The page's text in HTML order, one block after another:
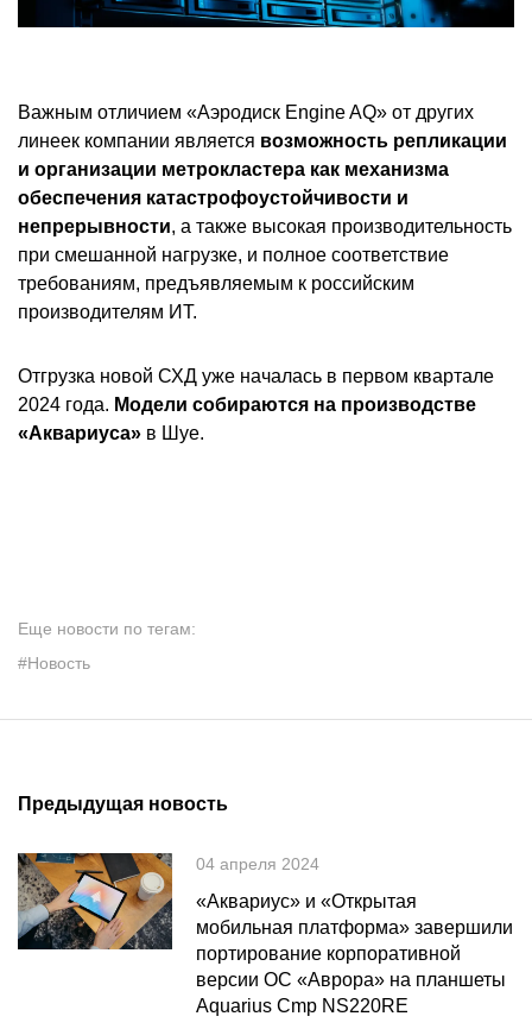
Важным отличием «Аэродиск Engine AQ» от других
линеек компании является возможность репликации
и организации метрокластера как механизма
обеспечения катастрофоустойчивости и
непрерывности, а также высокая производительность
при смешанной нагрузке, и полное соответствие
требованиям, предъявляемым к российским
производителям ИТ.
Отгрузка новой СХД уже началась в первом квартале
2024 года. Модели собираются на производстве
«Аквариуса» в Шуе.
Еще новости по тегам:
#Новость
Предыдущая новость
04 апреля 2024
«Аквариус» и «Открытая
мобильная платформа» завершили
портирование корпоративной
версии ОС «Аврора» на планшеты
Aquarius Cmp NS220RE